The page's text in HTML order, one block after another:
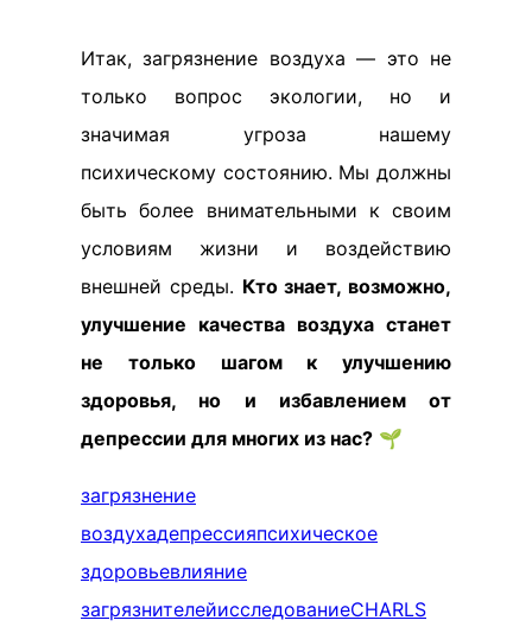
Итак, загрязнение воздуха — это не
только вопрос экологии, но и
значимая угроза нашему
психическому состоянию. Мы должны
быть более внимательными к своим
условиям жизни и воздействию
внешней среды. Кто знает, возможно,
улучшение качества воздуха станет
не только шагом к улучшению
здоровья, но и избавлением от
депрессии для многих из нас? 🌱
загрязнение
воздухадепрессияпсихическое
здоровьевлияние
загрязнителейисследованиеCHARLS